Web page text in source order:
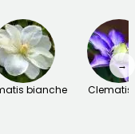
bianche Clematis
→